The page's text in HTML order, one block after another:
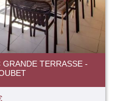
TERRASSE -